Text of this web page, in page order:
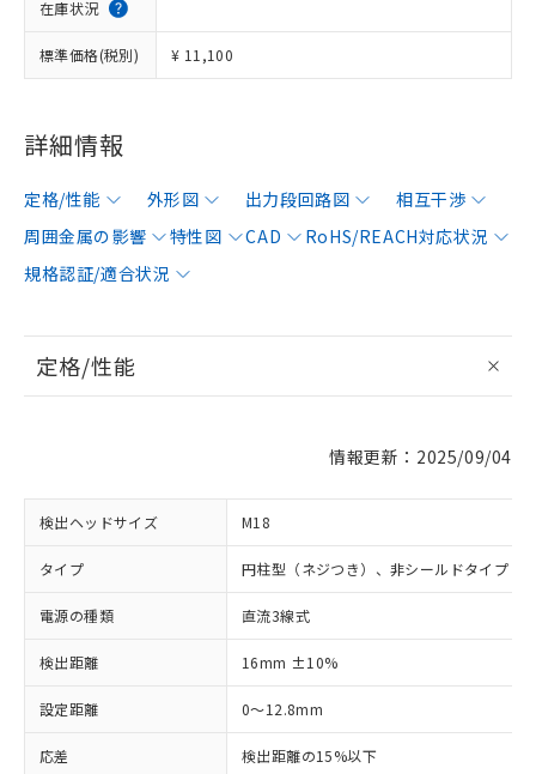
在庫状況
標準価格(税別) ¥ 11,100
詳細情報
定格/性能 外形図 出力段回路図
相互干渉
周囲金属の影響
特性図 CAD
RoHS/REACH対応状況
規格認証/適合状況
定格/性能
情報更新：2025/09/04
検出ヘッドサイズ M18
タイプ 円柱型（ネジつき）、非シールドタイプ
電源の種類 直流3線式
検出距離 16mm ±10%
設定距離 0～12.8mm
応差 検出距離の15%以下